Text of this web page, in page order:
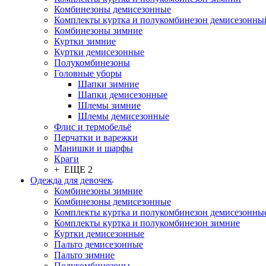
Комбинезоны демисезонные
Комплекты куртка и полукомбинезон
Комбинезоны зимние
Куртки зимние
Куртки демисезонные
Полукомбинезоны
Головные уборы
Шапки зимние
Шапки демисезонные
Шлемы зимние
Шлемы демисезонные
Флис и термобельё
Перчатки и варежки
Манишки и шарфы
Краги
+ ЕЩЕ 2
Одежда для девочек
Комбинезоны зимние
Комбинезоны демисезонные
Комплекты куртка и полукомбинезон
Комплекты куртка и полукомбинезон зимние
Куртки демисезонные
Пальто демисезонные
Пальто зимние